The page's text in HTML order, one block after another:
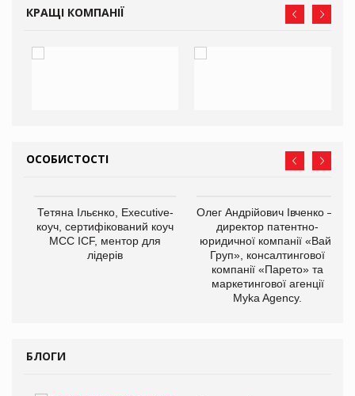
КРАЩІ КОМПАНІЇ
ОСОБИСТОСТІ
Тетяна Ільєнко, Executive-
коуч, сертифікований коуч
МСС ICF, ментор для
лідерів
Олег Андрійович Івченко —
директор патентно-
юридичної компанії «Вайз
Груп», консалтингової
компанії «Парето» та
маркетингової агенції
Myka Agency.
БЛОГИ